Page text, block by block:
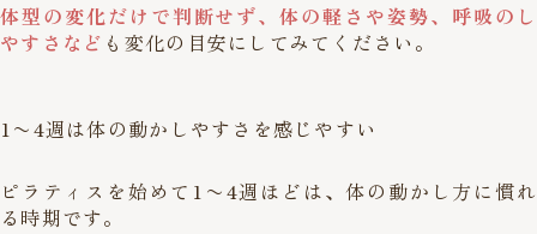
体型の変化だけで判断せず、体の軽さや姿勢、呼吸のし
やすさなど も変化の目安にしてみてください。
1〜4週は体の動かしやすさを感じやすい
ピラティスを始めて1〜4週ほどは、体の動かし方に慣れ
る時期です。